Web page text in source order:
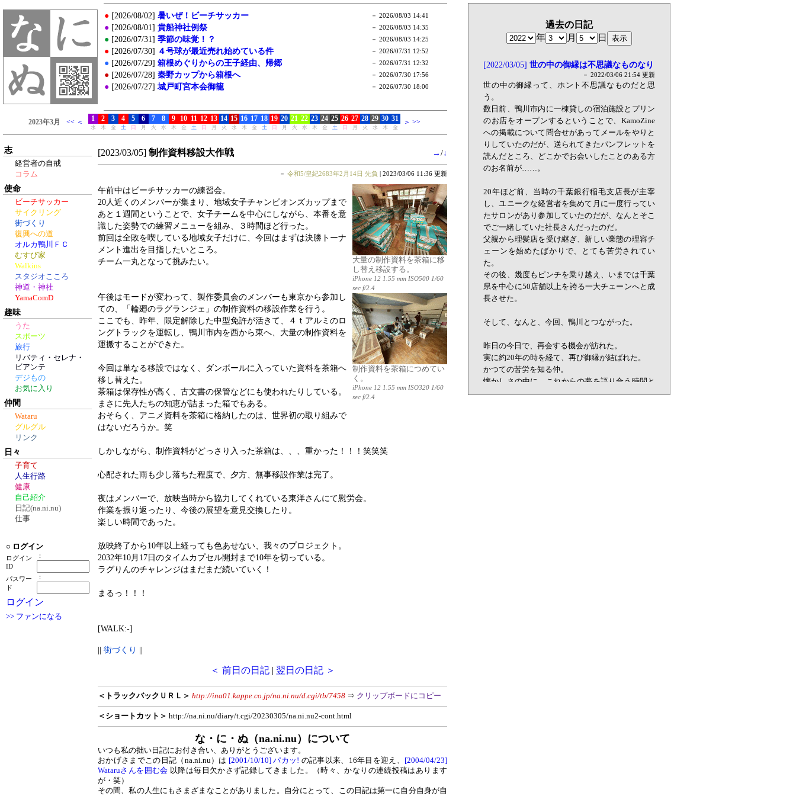
志
経営者の自戒
コラム
使命
ビーチサッカー
サイクリング
街づくり
復興への道
オルカ鴨川ＦＣ
むすび家
Walkins
スタジオこころ
神道・神社
YamaComD
趣味
うた
スポーツ
旅行
リバティ・セレナ・
ビアンテ
デジもの
お気に入り
仲間
Wataru
グルグル
リンク
日々
子育て
人生行路
健康
自己紹介
日記(na.ni.nu)
仕事
○ ログイン
ログイン
ID
：
パスワー
ド
：
ログイン
>> ファンになる
[2023/03/05] 制作資料移設大作戦 →/↓
－ 令和5/皇紀2683年2月14日 先負 | 2023/03/06 11:36 更新
大量の制作資料を茶箱に移
し替え移設する。
iPhone 12 1.55 mm ISO500 1/60
sec f/2.4
制作資料を茶箱につめてい
く。
iPhone 12 1.55 mm ISO320 1/60
sec f/2.4
午前中はビーチサッカーの練習会。
20人近くのメンバーが集まり、地域女子チャンピオンズカップまで
あと１週間ということで、女子チームを中心にしながら、本番を意
識した姿勢での練習メニューを組み、３時間ほど行った。
前回は全敗を喫している地域女子だけに、今回はまずは決勝トーナ
メント進出を目指したいところ。
チーム一丸となって挑みたい。
午後はモードが変わって、製作委員会のメンバーも東京から参加し
ての、「輪廻のラグランジェ」の制作資料の移設作業を行う。
ここでも、昨年、限定解除した中型免許が活きて、４ｔアルミのロ
ングトラックを運転し、鴨川市内を西から東へ、大量の制作資料を
運搬することができた。
今回は単なる移設ではなく、ダンボールに入っていた資料を茶箱へ
移し替えた。
茶箱は保存性が高く、古文書の保管などにも使われたりしている。
まさに先人たちの知恵が詰まった箱でもある。
おそらく、アニメ資料を茶箱に格納したのは、世界初の取り組みで
はないだろうか。笑
しかしながら、制作資料がどっさり入った茶箱は、、、重かった！！！笑笑笑
心配された雨も少し落ちた程度で、夕方、無事移設作業は完了。
夜はメンバーで、放映当時から協力してくれている東洋さんにて慰労会。
作業を振り返ったり、今後の展望を意見交換したり。
楽しい時間であった。
放映終了から10年以上経っても色あせない、我々のプロジェクト。
2032年10月17日のタイムカプセル開封まで10年を切っている。
ラグりんのチャレンジはまだまだ続いていく！
まるっ！！！
[WALK:-]
|| 街づくり ||
＜ 前日の日記| 翌日の日記 ＞
＜トラックバックＵＲＬ＞ http://ina01.kappe.co.jp/na.ni.nu/d.cgi/tb/7458 ⇒ クリップボードにコピー
＜ショートカット＞ http://na.ni.nu/diary/t.cgi/20230305/na.ni.nu2-cont.html
な・に・ぬ（na.ni.nu）について
いつも私の拙い日記にお付き合い、ありがとうございます。
おかげさまでこの日記（na.ni.nu）は [2001/10/10] パカッ! の記事以来、16年目を迎え、
[2004/04/23]
Wataruさんを囲む会 以降は毎日欠かさず記録してきました。（時々、かなりの連続投稿はあります
が・笑）
その間、私の人生にもさまざまなことがありました。自分にとって、この日記は第一に自分自身が自
過去の日記
年
月 日